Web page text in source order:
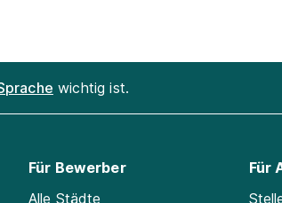
wichtig ist.
Für Bewerber
Alle Städte
Für